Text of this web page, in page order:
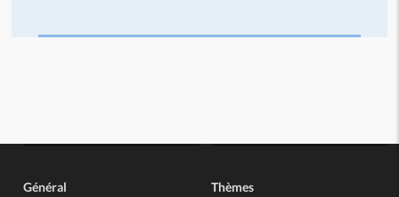
Général Thèmes